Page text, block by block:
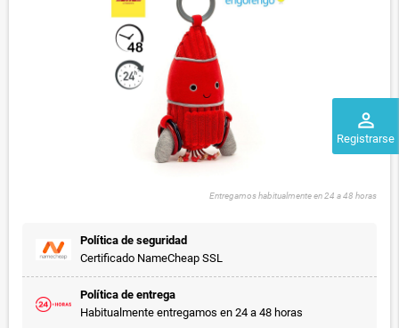
perm_identity
Registrarse
Entregamos habitualmente en 24 a 48 horas
Política de seguridad
Certificado NameCheap SSL
Política de entrega
Habitualmente entregamos en 24 a 48 horas